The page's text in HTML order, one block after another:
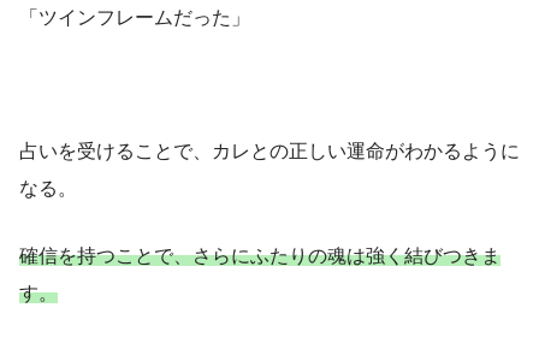
「ツインフレームだった」
占いを受けることで、カレとの正しい運命がわかるように
なる。
確信を持つことで、さらにふたりの魂は強く結びつきま
す。